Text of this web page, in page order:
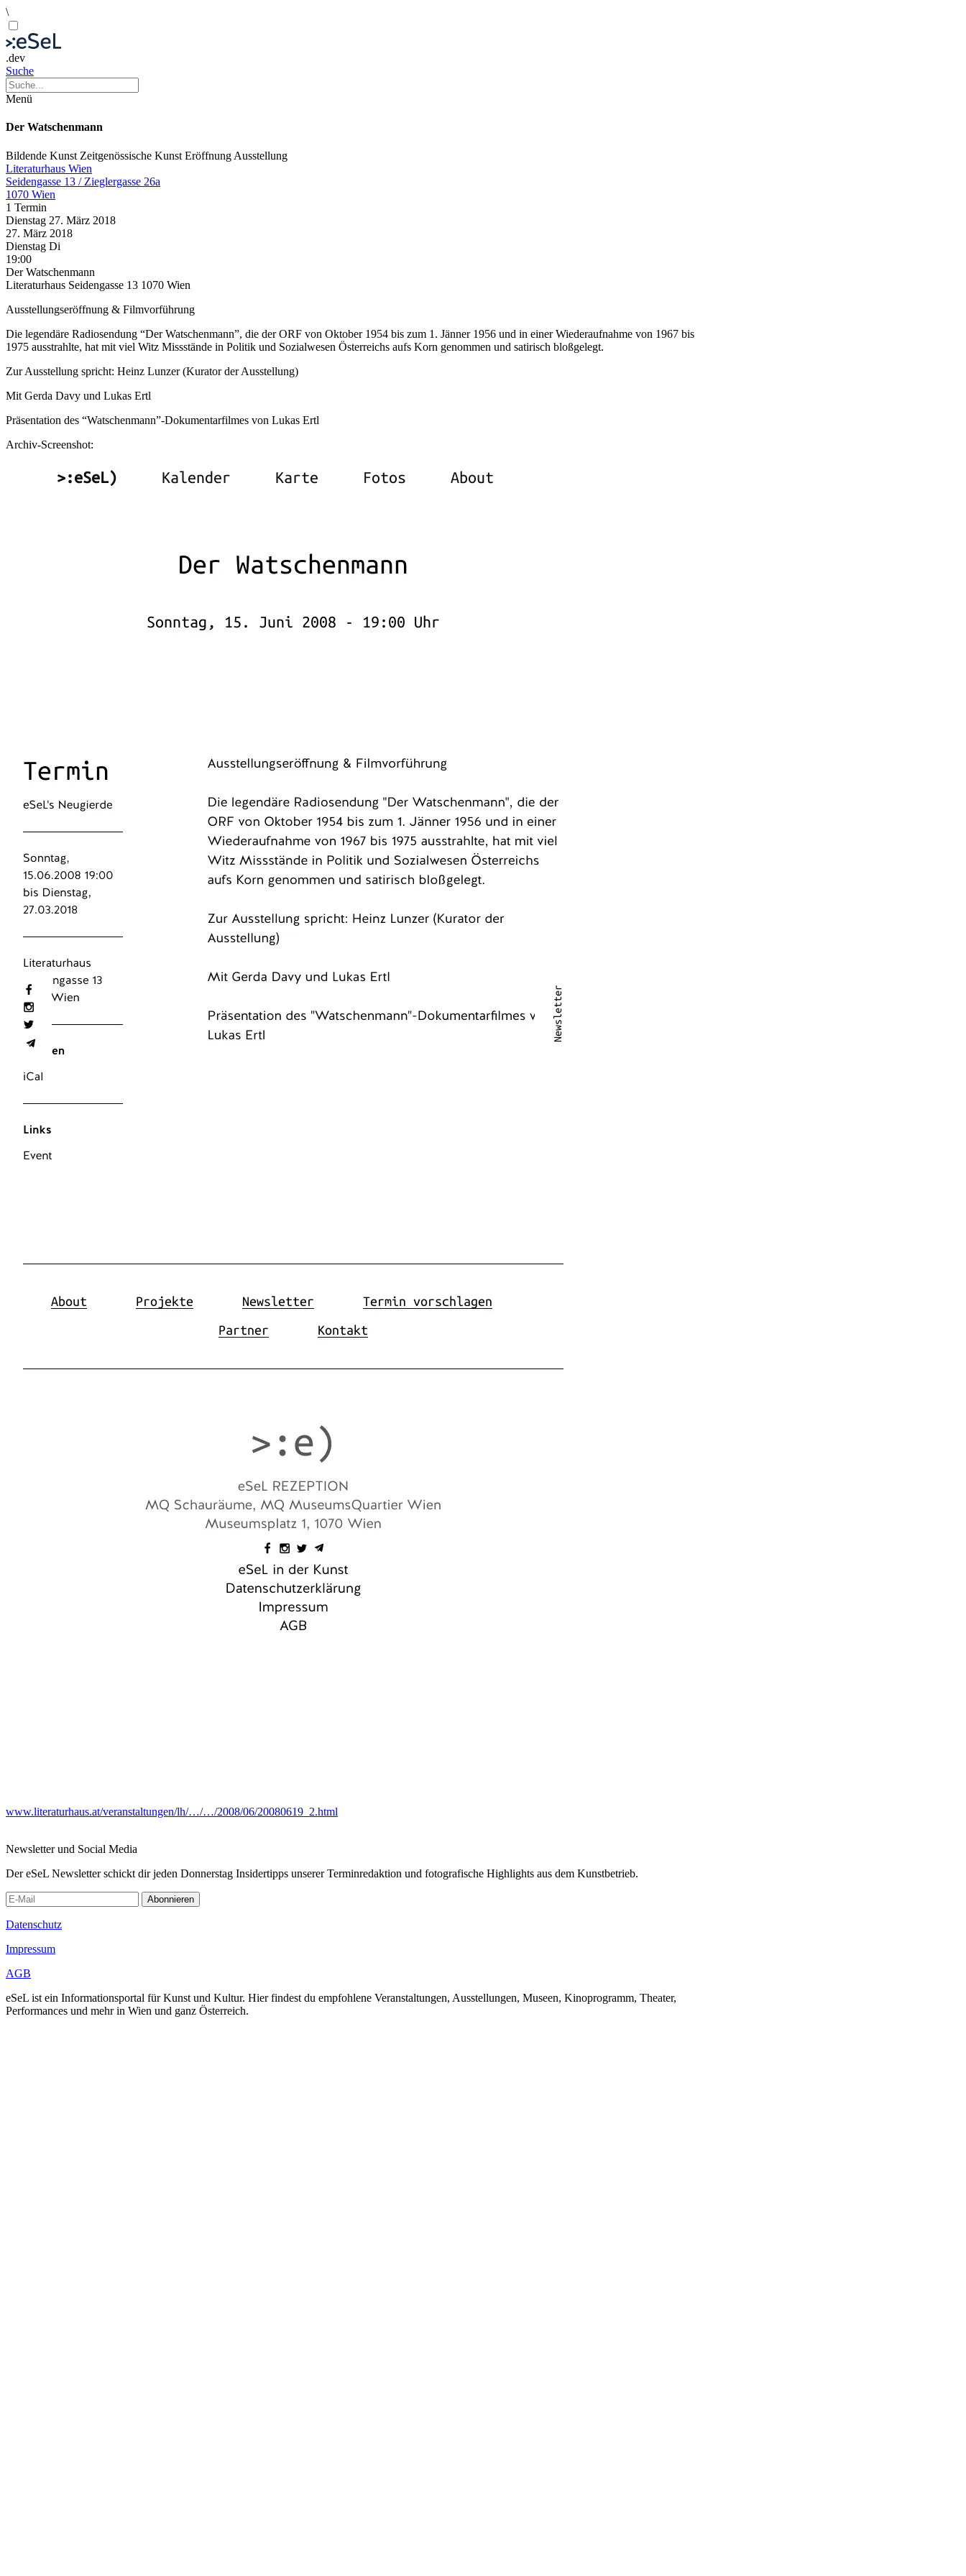
\
.dev
Suche
Menü
Der Watschenmann
Bildende Kunst Zeitgenössische Kunst Eröffnung Ausstellung
Literaturhaus Wien
Seidengasse 13 / Zieglergasse 26a
1070 Wien
1 Termin
Dienstag 27. März 2018
27. März 2018
Dienstag Di
19:00
Der Watschenmann
Literaturhaus Seidengasse 13 1070 Wien
Ausstellungseröffnung & Filmvorführung
Die legendäre Radiosendung “Der Watschenmann”, die der ORF von Oktober 1954 bis zum 1. Jänner 1956 und in einer Wiederaufnahme von 1967 bis
1975 ausstrahlte, hat mit viel Witz Missstände in Politik und Sozialwesen Österreichs aufs Korn genommen und satirisch bloßgelegt.
Zur Ausstellung spricht: Heinz Lunzer (Kurator der Ausstellung)
Mit Gerda Davy und Lukas Ertl
Präsentation des “Watschenmann”-Dokumentarfilmes von Lukas Ertl
Archiv-Screenshot:
www.literaturhaus.at/veranstaltungen/lh/…/…/2008/06/20080619_2.html
Newsletter und Social Media
Der eSeL Newsletter schickt dir jeden Donnerstag Insidertipps unserer Terminredaktion und fotografische Highlights aus dem Kunstbetrieb.
Abonnieren
Datenschutz
Impressum
AGB
eSeL ist ein Informationsportal für Kunst und Kultur. Hier findest du empfohlene Veranstaltungen, Ausstellungen, Museen, Kinoprogramm, Theater,
Performances und mehr in Wien und ganz Österreich.